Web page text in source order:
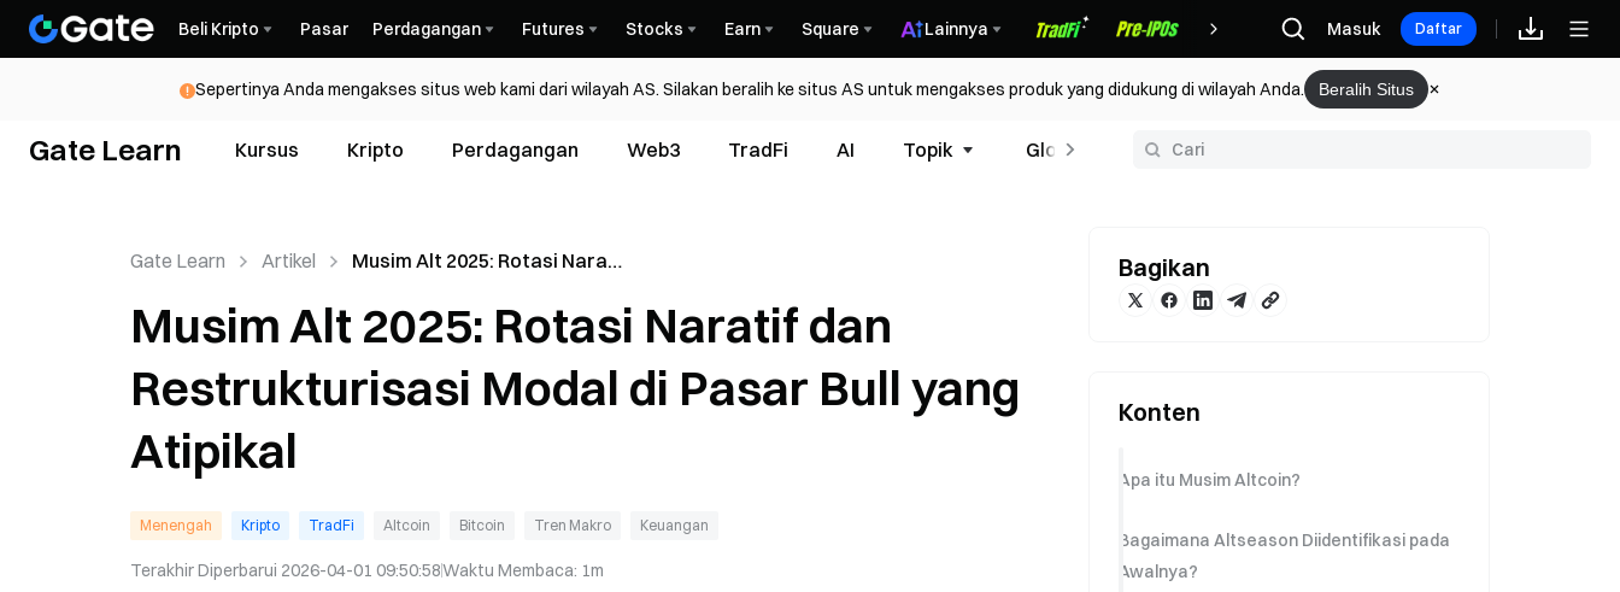
Beli Kripto Pasar Perdagangan Futures Stocks Earn Square Lainnya HadiahMasuk Daftar
Sepertinya Anda mengakses situs web kami dari wilayah AS. Silakan beralih ke situs AS untuk mengakses produk yang didukung di wilayah Anda. Beralih Situs
Gate Learn Kursus Kripto Perdagangan Web3 TradFi AI Topik Glosarium
Gate Learn Artikel
Musim Alt 2025: Rotasi Naratif
Pasar Bull yang Atipikal
Musim Alt 2025: Rotasi Naratif dan
Restrukturisasi Modal di Pasar Bull yang
Atipikal
Menengah Kripto TradFi Altcoin Bitcoin Tren Makro Keuangan
Terakhir Diperbarui 2026-04-01 09:50:58Waktu Membaca: 1m
Bagikan
Konten
Apa itu Musim Altcoin?
Bagaimana Altseason Diidentifikasi pada
Awalnya?